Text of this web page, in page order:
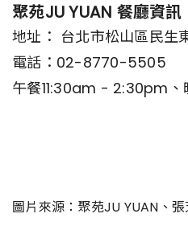
聚苑JU YUAN 餐廳資訊
地址： 台北市松山區民生
電話：02-8770-5505
午餐11:30am - 2:30pm
圖片來源：聚苑JU YUAN、張